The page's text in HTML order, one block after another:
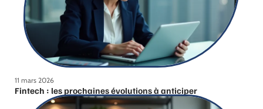
11 mars 2026
Fintech : les prochaines évolutions à anticiper